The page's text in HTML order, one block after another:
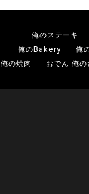
俺のステーキ
俺のBakery
俺
俺の焼肉
おでん 俺の